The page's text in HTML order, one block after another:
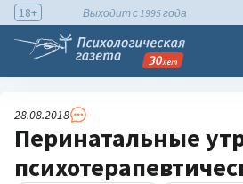
18+ Выходит с 1995 года
28.08.2018
Перинатальные